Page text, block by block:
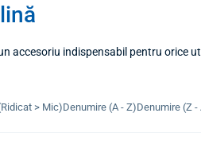
accesoriu indispensabil pentru orice
Această centură elastică special
atât încrederea, cât și confortul
> Mic)Denumire (A - Z)Denumire (Z -